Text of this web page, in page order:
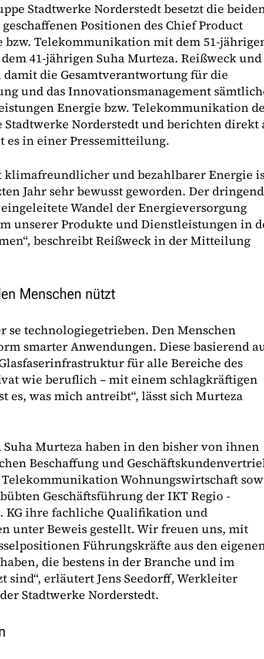
Stadtwerke Norderstedt besetzt die
Positionen des Chief Product
bzw. Telekommunikation mit dem 51-
41-jährigen Suha Murteza. Reißweck und
die Gesamtverantwortung für die
und das Innovationsmanagement
Energie bzw. Telekommunikation
Norderstedt und berichten direkt
es in einer Pressemitteilung.
klimafreundlicher und bezahlbarer Energie
Jahr sehr bewusst geworden. Der dringend
Wandel der Energieversorgung
unserer Produkte und Dienstleistungen in
beschreibt Reißweck in der Mitteilung
Menschen nützt
se technologiegetrieben. Den Menschen
smarter Anwendungen. Diese basierend
für alle Bereiche des
wie beruflich – mit einem schlagkräftigen
es, was mich antreibt“, lässt sich Murteza
Suha Murteza haben in den bisher von ihnen
Beschaffung und
Wohnungswirtschaft
Geschäftsführung der IKT Regio -
KG ihre fachliche Qualifikation und
unter Beweis gestellt. Wir freuen uns, mit
Führungskräfte aus den
die bestens in der Branche und im
sind“, erläutert Jens Seedorff, Werkleiter
Stadtwerke Norderstedt.